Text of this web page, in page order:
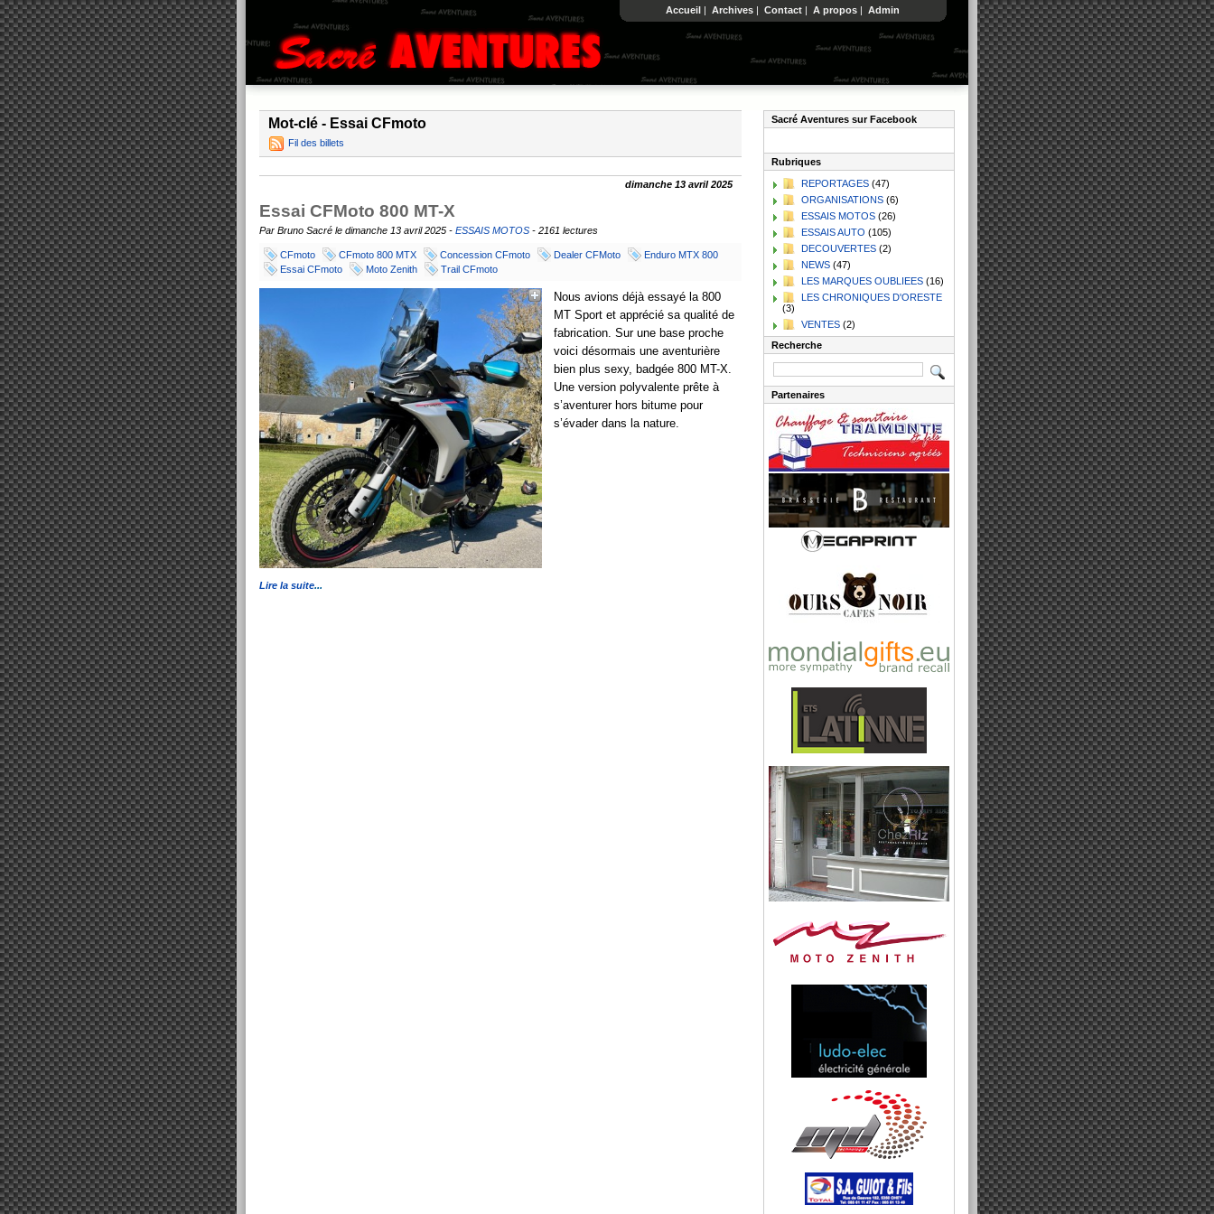
Accueil | Archives | Contact | A propos | Admin
Mot-clé - Essai CFmoto
Fil des billets
dimanche 13 avril 2025
Essai CFMoto 800 MT-X
Par Bruno Sacré le dimanche 13 avril 2025 - ESSAIS MOTOS - 2161 lectures
CFmoto CFmoto 800 MTX Concession CFmoto Dealer CFMoto
Enduro MTX 800
Essai CFmoto
Moto Zenith Trail CFmoto
Nous avions déjà essayé la 800
MT Sport et apprécié sa qualité de
fabrication. Sur une base proche
voici désormais une aventurière
bien plus sexy, badgée 800 MT-X.
Une version polyvalente prête à
s’aventurer hors bitume pour
s’évader dans la nature.
Lire la suite...
Sacré Aventures sur Facebook
Rubriques
REPORTAGES (47)
ORGANISATIONS (6)
ESSAIS MOTOS (26)
ESSAIS AUTO (105)
DECOUVERTES (2)
NEWS (47)
LES MARQUES OUBLIEES (16)
LES CHRONIQUES D'ORESTE
(3)
VENTES (2)
Recherche
Partenaires